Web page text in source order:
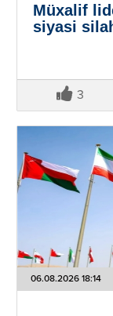
Müxalif
siyasi
3
06.08.2026 18:14